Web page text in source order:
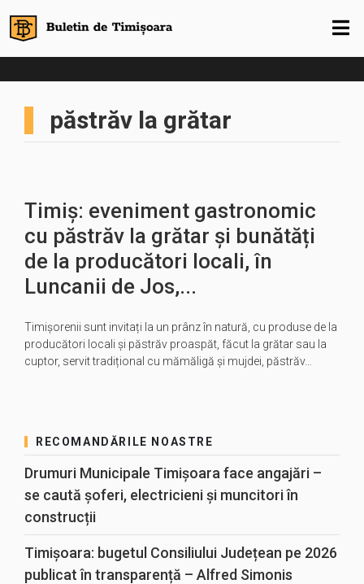
păstrăv la grătar
Timiș: eveniment gastronomic
cu păstrăv la grătar și bunătăți
de la producători locali, în
Luncanii de Jos,...
Timișorenii sunt invitați la un prânz în natură, cu produse de la
producători locali și păstrăv proaspăt, făcut la grătar sau la
cuptor, servit tradițional cu mămăligă și mujdei, păstrăv…
RECOMANDĂRILE NOASTRE
Drumuri Municipale Timișoara face angajări –
se caută șoferi, electricieni și muncitori în
construcții
Timișoara: bugetul Consiliului Județean pe 2026
publicat în transparență – Alfred Simonis